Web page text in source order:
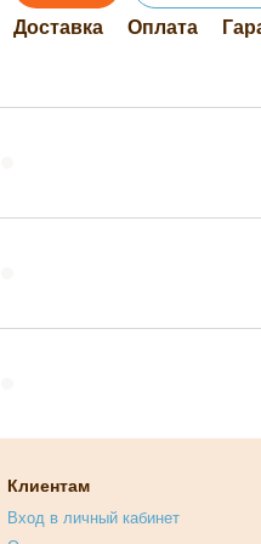
Доставка Оплата
Клиентам
Вход в личный кабинет